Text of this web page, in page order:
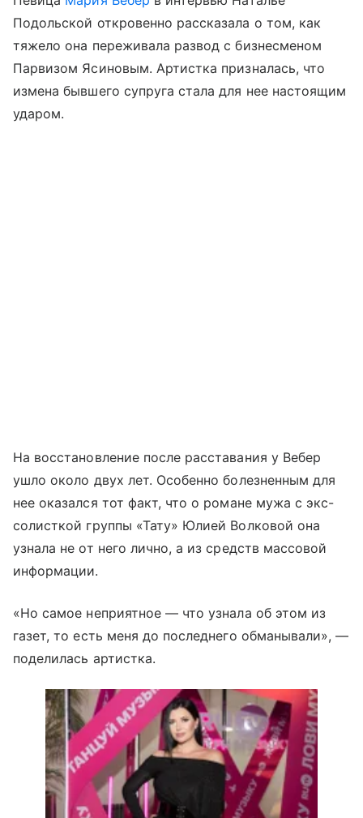
Подольской откровенно рассказала о том, как
тяжело она переживала развод с бизнесменом
Парвизом Ясиновым. Артистка призналась, что
измена бывшего супруга стала для нее настоящим
ударом.
На восстановление после расставания у Вебер
ушло около двух лет. Особенно болезненным для
нее оказался тот факт, что о романе мужа с экс-
солисткой группы «Тату» Юлией Волковой она
узнала не от него лично, а из средств массовой
информации.
«Но самое неприятное — что узнала об этом из
газет, то есть меня до последнего обманывали», —
поделилась артистка.